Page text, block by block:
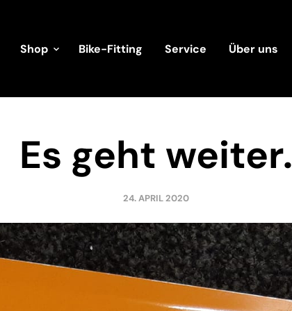
Shop Bike-Fitting Service Über uns
Es geht weiter.
24. APRIL 2020